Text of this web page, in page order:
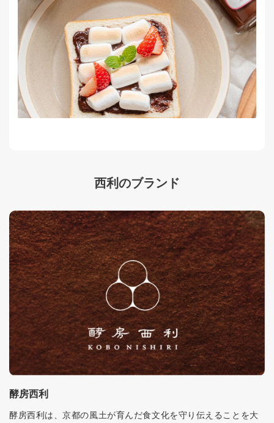
西利のブランド
酵房西利
酵房西利は、京都の風土が育んだ食文化を守り伝えることを大